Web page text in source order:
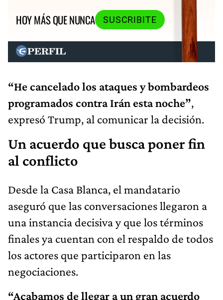
HOY MÁS QUE NUNCA
SUSCRIBITE
“He cancelado los ataques y bombardeos
programados contra Irán esta noche”,
expresó Trump, al comunicar la decisión.
Un acuerdo que busca poner fin
al conflicto
Desde la Casa Blanca, el mandatario
aseguró que las conversaciones llegaron a
una instancia decisiva y que los términos
finales ya cuentan con el respaldo de todos
los actores que participaron en las
negociaciones.
“Acabamos de llegar a un gran acuerdo